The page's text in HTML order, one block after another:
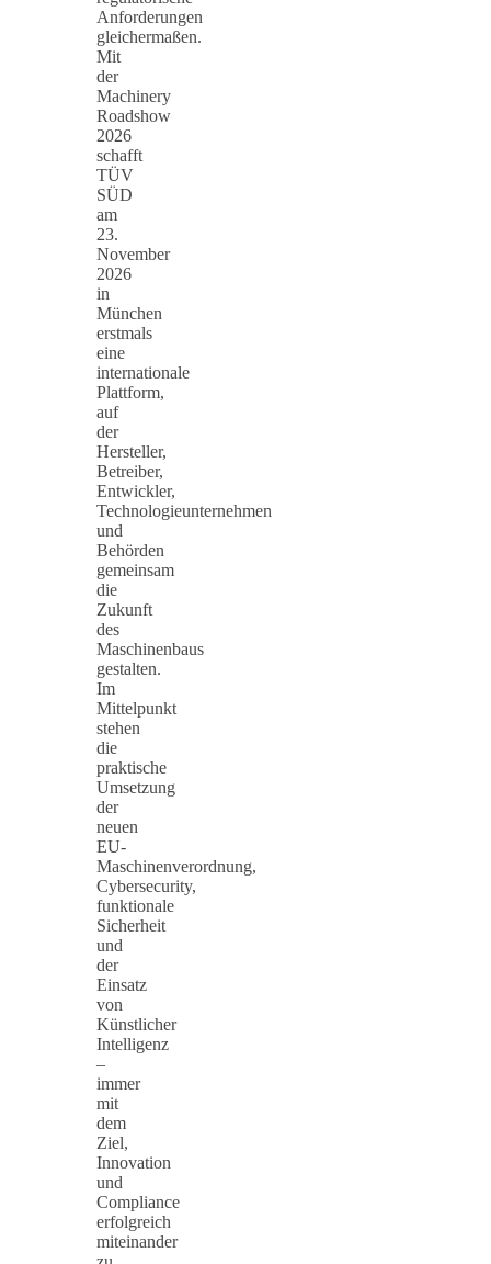
Anforderungen
gleichermaßen.
Mit
der
Machinery
Roadshow
2026
schafft
TÜV
SÜD
am
23.
November
2026
in
München
erstmals
eine
internationale
Plattform,
auf
der
Hersteller,
Betreiber,
Entwickler,
Technologieunternehmen
und
Behörden
gemeinsam
die
Zukunft
des
Maschinenbaus
gestalten.
Im
Mittelpunkt
stehen
die
praktische
Umsetzung
der
neuen
EU-
Maschinenverordnung,
Cybersecurity,
funktionale
Sicherheit
und
der
Einsatz
von
Künstlicher
Intelligenz
–
immer
mit
dem
Ziel,
Innovation
und
Compliance
erfolgreich
miteinander